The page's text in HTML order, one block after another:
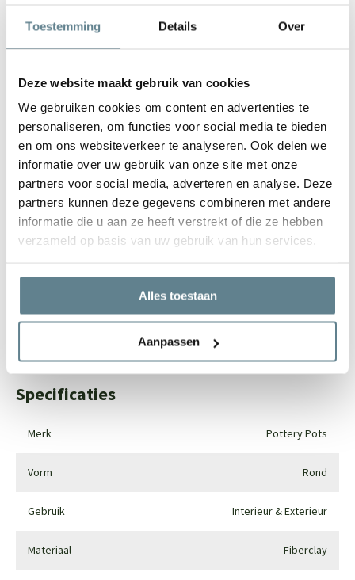
Toestemming Details Over
Deze website maakt gebruik van cookies
We gebruiken cookies om content en advertenties te
personaliseren, om functies voor social media te bieden
en om ons websiteverkeer te analyseren. Ook delen we
informatie over uw gebruik van onze site met onze
partners voor social media, adverteren en analyse. Deze
partners kunnen deze gegevens combineren met andere
informatie die u aan ze heeft verstrekt of die ze hebben
verzameld op basis van uw gebruik van hun services.
Alles toestaan
Aanpassen
vies geworden kun je deze het best schoonmaken met een zachte
borstel of doek en met lauw water. Gebruik
We staan voor je klaar
Wil je advies of heb je een vraag? Neem contact op met ons
Start chat
info@polyesterplantenbakken.nl
Whatsapp0344-228104
Specificaties
Merk Pottery Pots
Vorm Rond
Gebruik Interieur & Exterieur
Materiaal Fiberclay